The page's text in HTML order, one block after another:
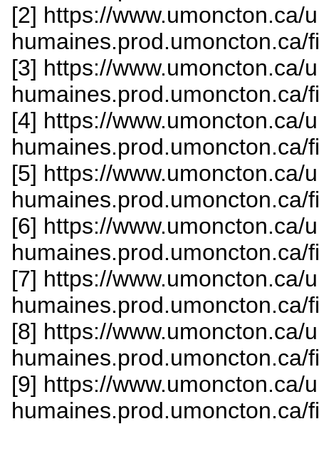
[2] https://www.umoncton.ca/
[3] https://www.umoncton.ca/
[4] https://www.umoncton.ca/
[5] https://www.umoncton.ca/
[6] https://www.umoncton.ca/
[7] https://www.umoncton.ca/
[8] https://www.umoncton.ca/
[9] https://www.umoncton.ca/